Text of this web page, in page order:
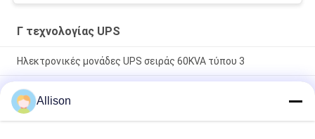
Γ τεχνολογίας UPS
Ηλεκτρονικές μονάδες UPS σειράς 60KVA τύπου 3
Συμπαγής Βιομηχανική Τροφοδοσία UPS με Αρθρωτό
Σχεδιασμό και Επεκτάσιμη Χωρητικότητα Κατάλληλη για
Δύσκολες Βιομηχανικές Εφαρμογές
Allison